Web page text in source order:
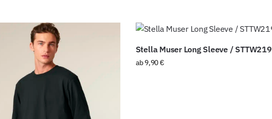
Stella Muser Long Sleeve / STTW219
ab9,90€